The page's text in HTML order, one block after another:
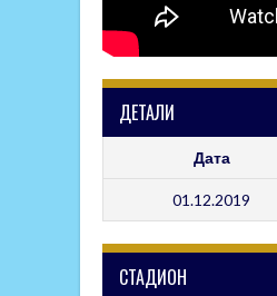
ДЕТАЛИ
Дата
01.12.2019
СТАДИОН